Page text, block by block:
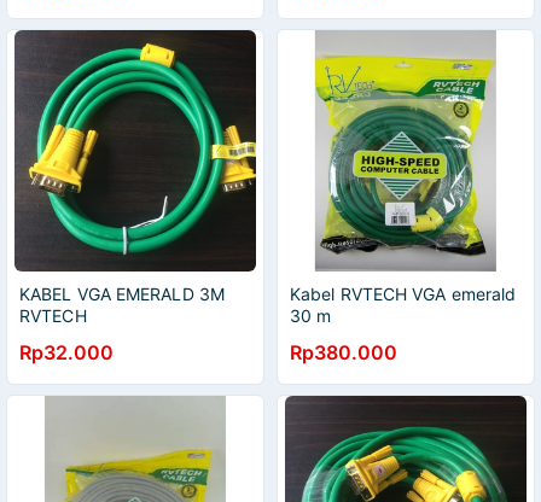
KABEL VGA EMERALD 3M
RVTECH
Rp32.000
Kabel RVTECH VGA emerald
30 m
Rp380.000